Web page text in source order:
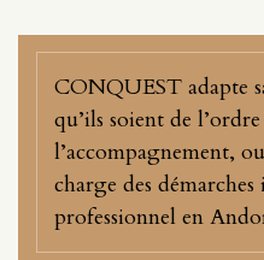
CONQUEST adapte
qu’ils soient de
l’accompagnement,
charge des
professionnel en